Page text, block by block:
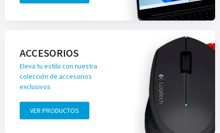
ACCESORIOS
Eleva tu estilo con nuestra
colección de accesorios
exclusivos
VER PRODUCTOS